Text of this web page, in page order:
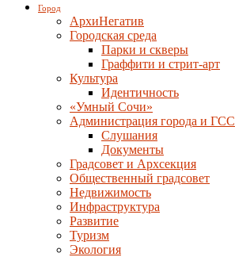
Город
АрхиНегатив
Городская среда
Парки и скверы
Граффити и стрит-арт
Культура
Идентичность
«Умный Сочи»
Администрация города и ГСС
Слушания
Документы
Градсовет и Архсекция
Общественный градсовет
Недвижимость
Инфраструктура
Развитие
Туризм
Экология